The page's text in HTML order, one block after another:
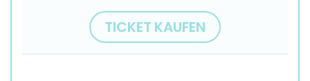
TICKET KAUFEN